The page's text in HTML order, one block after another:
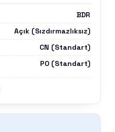
BDR
Açık (Sızdırmazlıksız)
CN (Standart)
P0 (Standart)